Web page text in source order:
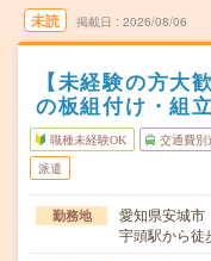
未読 掲載日 2026/08/06
【未経験の方大
の板組付け・組
職種未経験OK 交通費別
派遣
勤務地
愛知県安城市
宇頭駅から徒